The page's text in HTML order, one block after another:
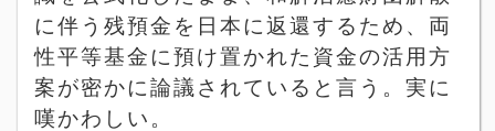
に伴う残預金を日本に返還するため、両
性平等基金に預け置かれた資金の活用方
案が密かに論議されていると言う。実に
嘆かわしい。